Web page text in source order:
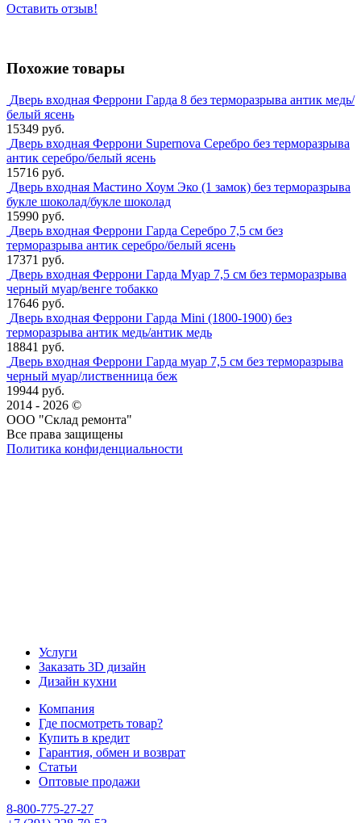
Оставить отзыв!
Похожие товары
Дверь входная Феррони Гарда 8 без терморазрыва антик медь/
белый ясень
15349 руб.
Дверь входная Феррони Supernova Серебро без терморазрыва
антик серебро/белый ясень
15716 руб.
Дверь входная Мастино Хоум Эко (1 замок) без терморазрыва
букле шоколад/букле шоколад
15990 руб.
Дверь входная Феррони Гарда Серебро 7,5 см без
терморазрыва антик серебро/белый ясень
17371 руб.
Дверь входная Феррони Гарда Муар 7,5 см без терморазрыва
черный муар/венге тобакко
17646 руб.
Дверь входная Феррони Гарда Mini (1800-1900) без
терморазрыва антик медь/антик медь
18841 руб.
Дверь входная Феррони Гарда муар 7,5 см без терморазрыва
черный муар/лиственница беж
19944 руб.
2014 - 2026 ©
ООО "Склад ремонта"
Все права защищены
Политика конфиденциальности
Услуги
Заказать 3D дизайн
Дизайн кухни
Компания
Где посмотреть товар?
Купить в кредит
Гарантия, обмен и возврат
Статьи
Оптовые продажи
8-800-775-27-27